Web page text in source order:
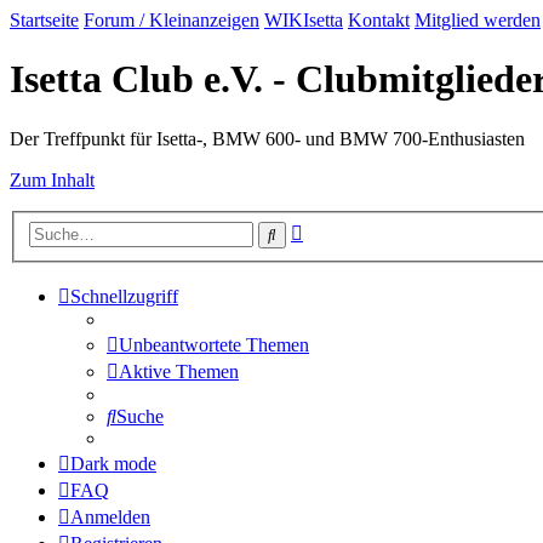
Startseite Forum / Kleinanzeigen WIKIsetta Kontakt Mitglied werden
Isetta Club e.V. -
Der Treffpunkt für Isetta-, BMW 600- und BMW 700-Enthusiasten
Zum Inhalt
Suche
Schnellzugriff
Unbeantwortete Themen
Aktive Themen
Suche
Dark mode
FAQ
Anmelden